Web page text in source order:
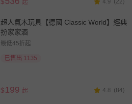
起
超人氣木玩具【德國 Classic World】經典
扮家家酒
最低45折起
已售出 1135
$199 起 4.8 (84)